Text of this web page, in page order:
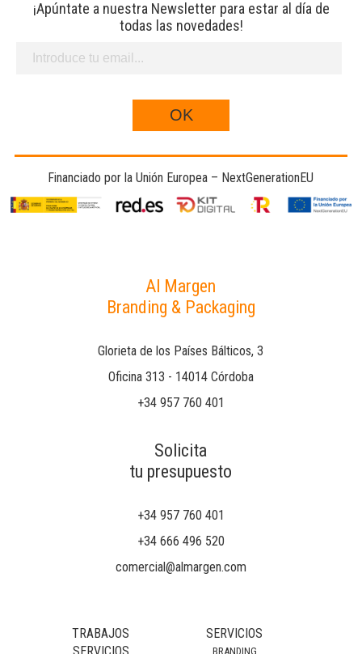
¡Apúntate a nuestra Newsletter para estar al día de
todas las novedades!
Financiado por la Unión Europea – NextGenerationEU
Al Margen
Branding & Packaging
Glorieta de los Países Bálticos, 3
Oficina 313 - 14014 Córdoba
+34 957 760 401
Solicita
tu presupuesto
+34 957 760 401
+34 666 496 520
comercial@almargen.com
TRABAJOS
SERVICIOS
BRANDING